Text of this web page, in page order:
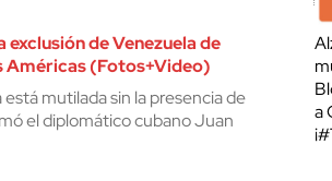
exclusión de Venezuela de
Américas (Fotos+Video)
mutilada sin la presencia de
el diplomático cubano Juan
a